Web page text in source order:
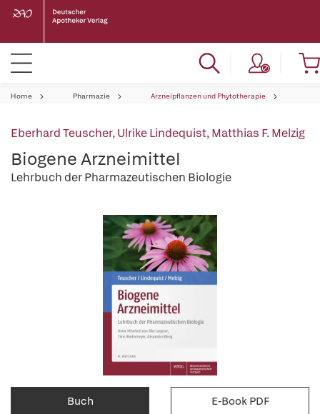
Home Pharmazie Arzneipflanzen und Phytotherapie
Eberhard Teuscher,Ulrike Lindequist,Matthias F. Melzig
Biogene Arzneimittel
Lehrbuch der Pharmazeutischen Biologie
Buch E-Book PDF